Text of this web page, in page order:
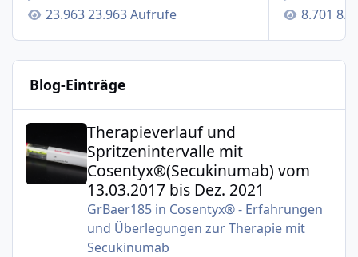
23.963 Aufrufe
Blog-Einträge
Therapieverlauf und Spritzenintervalle mit
Therapieverlauf und
Spritzenintervalle mit
Cosentyx®(Secukinumab) vom
13.03.2017 bis Dez. 2021
GrBaer185in Cosentyx® - Erfahrungen
und Überlegungen zur Therapie mit
Secukinumab